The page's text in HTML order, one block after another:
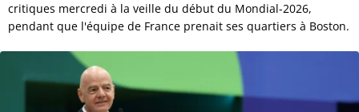
critiques mercredi à la veille du début du Mondial-2026,
pendant que l'équipe de France prenait ses quartiers à Boston.